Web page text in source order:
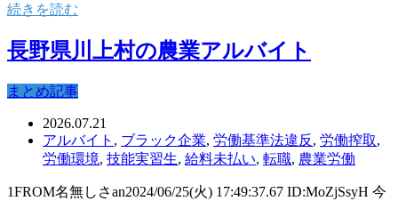
続きを読む
長野県川上村の農業アルバイト
まとめ記事
2026.07.21
アルバイト , ブラック企業, 労働基準法違反 , 労働搾取,
労働環境, 技能実習生, 給料未払い, 転職, 農業労働
1FROM名無しさan2024/06/25(火) 17:49:37.67 ID:MoZjSsyH 今